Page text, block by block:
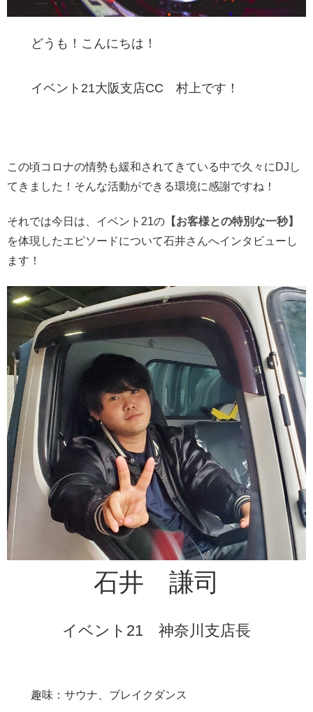
どうも！こんにちは！
イベント21大阪支店CC 村上です！
この頃コロナの情勢も緩和されてきている中で久々にDJし
てきました！そんな活動ができる環境に感謝ですね！
それでは今日は、イベント21の 【お客様との特別な一秒】
を体現したエピソードについて石井さんへインタビューし
ます！
石井 謙司
イベント21 神奈川支店長
趣味：サウナ、ブレイクダンス